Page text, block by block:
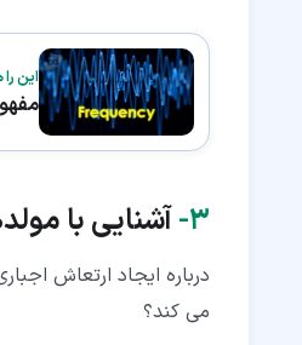
این
۳‏- آشنایی با
درباره ایجاد ارتعاش
می کند؟